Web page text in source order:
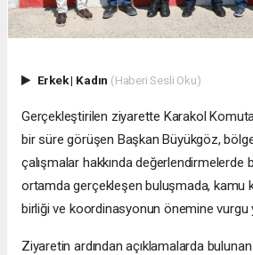
Erkek| Kadın (Haberi Sesli Oku)
Gerçekleştirilen ziyarette Karakol
bir süre görüşen Başkan Büyükgöz,
çalışmalar hakkında değerlendirmelerde
ortamda gerçekleşen buluşmada, kamu
birliği ve koordinasyonun önemine vurgu
Ziyaretin ardından açıklamalarda